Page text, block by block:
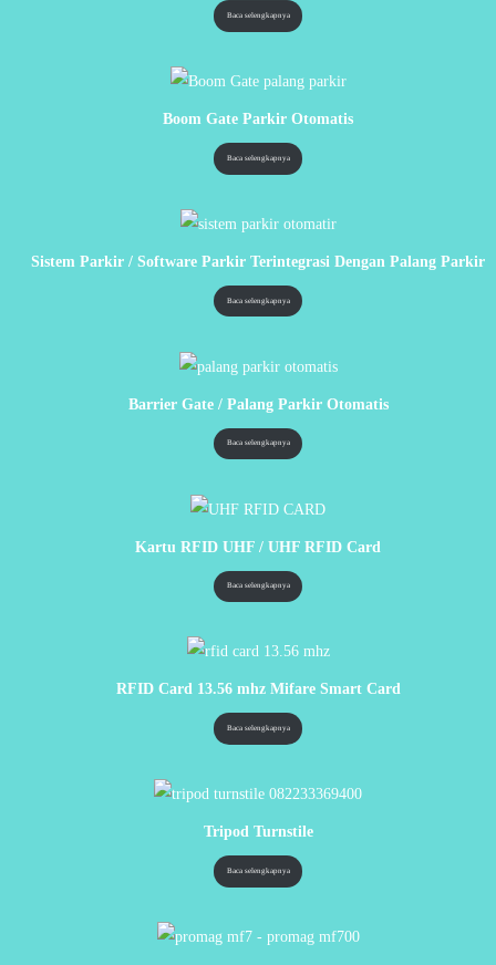
Baca selengkapnya
Boom Gate Parkir Otomatis
Baca selengkapnya
Sistem Parkir / Software Parkir Terintegrasi Dengan Palang Parkir
Baca selengkapnya
Barrier Gate / Palang Parkir Otomatis
Baca selengkapnya
Kartu RFID UHF / UHF RFID Card
Baca selengkapnya
RFID Card 13.56 mhz Mifare Smart Card
Baca selengkapnya
Tripod Turnstile
Baca selengkapnya